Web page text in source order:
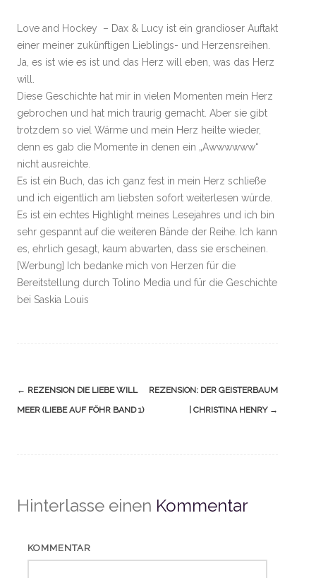
Love and Hockey – Dax & Lucy ist ein grandioser Auftakt
einer meiner zukünftigen Lieblings- und Herzensreihen.
Ja, es ist wie es ist und das Herz will eben, was das Herz
will.
Diese Geschichte hat mir in vielen Momenten mein Herz
gebrochen und hat mich traurig gemacht. Aber sie gibt
trotzdem so viel Wärme und mein Herz heilte wieder,
denn es gab die Momente in denen ein „Awwwwww“
nicht ausreichte.
Es ist ein Buch, das ich ganz fest in mein Herz schließe
und ich eigentlich am liebsten sofort weiterlesen würde.
Es ist ein echtes Highlight meines Lesejahres und ich bin
sehr gespannt auf die weiteren Bände der Reihe. Ich kann
es, ehrlich gesagt, kaum abwarten, dass sie erscheinen.
[Werbung] Ich bedanke mich von Herzen für die
Bereitstellung durch Tolino Media und für die Geschichte
bei Saskia Louis
Navigation
(Beiträge)
← REZENSION DIE LIEBE WILL
MEER (LIEBE AUF FÖHR BAND 1)
REZENSION: DER GEISTERBAUM
| CHRISTINA HENRY →
Hinterlasse einen Kommentar
KOMMENTAR